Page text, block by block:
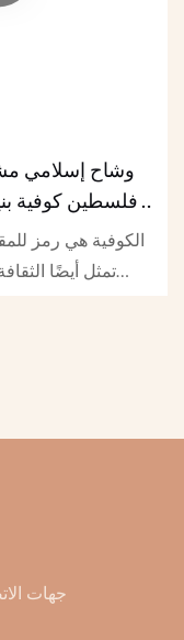
وشاح إسلامي
فلسطين كوفية
مطبوع
الكوفية هي رمز
تمثل أيضًا
جهات